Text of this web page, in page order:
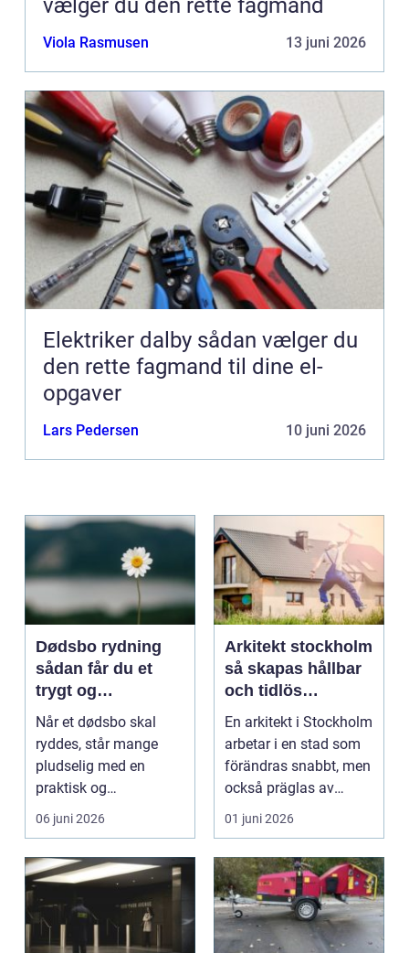
vælger du den rette fagmand
Viola Rasmusen 13 juni 2026
Elektriker dalby sådan vælger du
den rette fagmand til dine el-
opgaver
Lars Pedersen 10 juni 2026
Dødsbo rydning
sådan får du et
trygt og
respektfuldt forløb
Når et dødsbo skal
ryddes, står mange
pludselig med en
praktisk og
følelsesmæssig
opgave på én gang....
06 juni 2026
Arkitekt stockholm
så skapas hållbar
och tidlös
arkitektur i
huvudstaden
En arkitekt i Stockholm
arbetar i en stad som
förändras snabbt, men
också präglas av
starka historis...
01 juni 2026